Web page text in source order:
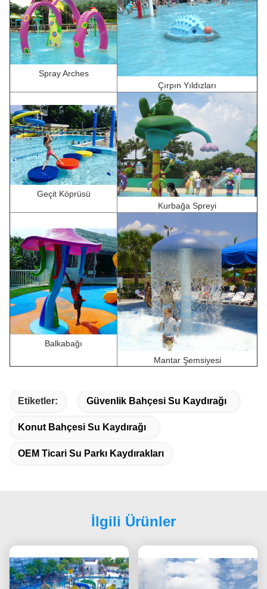
Spray Arches
Çırpın Yıldızları
Geçit Köprüsü
Kurbağa Spreyi
Balkabağı
Mantar Şemsiyesi
Etiketler: Güvenlik Bahçesi Su Kaydırağı
Konut Bahçesi Su Kaydırağı
OEM Ticari Su Parkı Kaydırakları
İlgili Ürünler